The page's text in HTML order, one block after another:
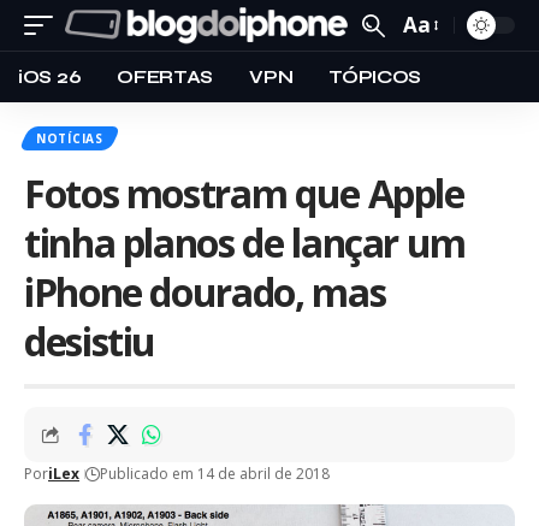
Aa
iOS 26 OFERTAS VPN TÓPICOS
NOTÍCIAS
Fotos mostram que Apple
tinha planos de lançar um
iPhone dourado, mas
desistiu
PoriLex Publicado em 14 de abril de 2018